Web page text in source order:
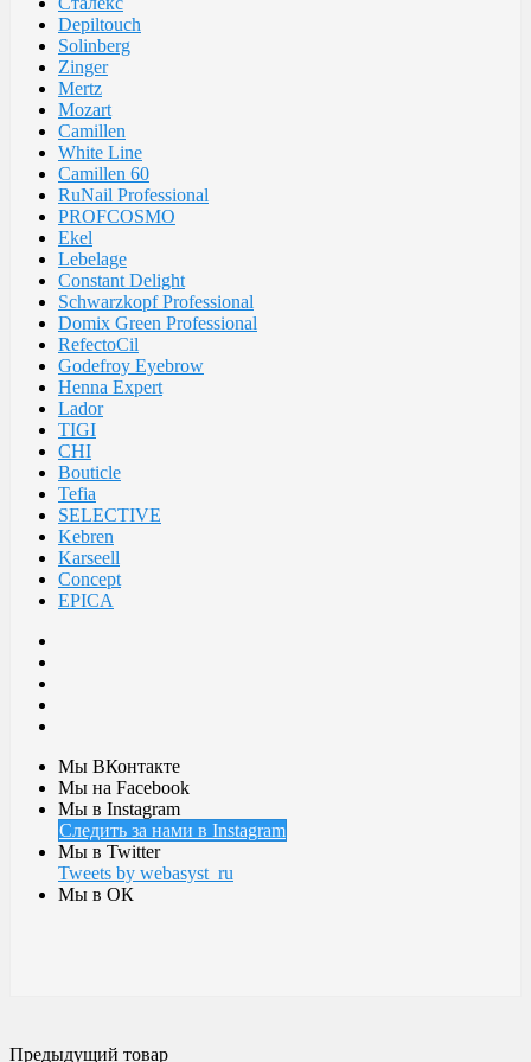
Depiltouch
Solinberg
Zinger
Mertz
Mozart
Camillen
White Line
Camillen 60
RuNail Professional
PROFCOSMO
Ekel
Lebelage
Constant Delight
Schwarzkopf Professional
Domix Green Professional
RefectoCil
Godefroy Eyebrow
Henna Expert
Lador
TIGI
CHI
Bouticle
Tefia
SELECTIVE
Kebren
Karseell
Concept
EPICA
Мы ВКонтакте
Мы на Facebook
Мы в Instagram
Следить за нами в Instagram
Мы в Twitter
Tweets by webasyst_ru
Мы в ОК
Предыдущий товар